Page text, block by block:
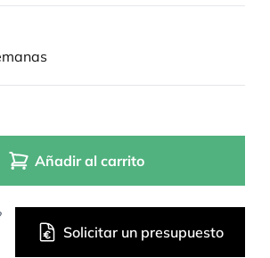
Añadir al carrito
Solicitar un presupuesto